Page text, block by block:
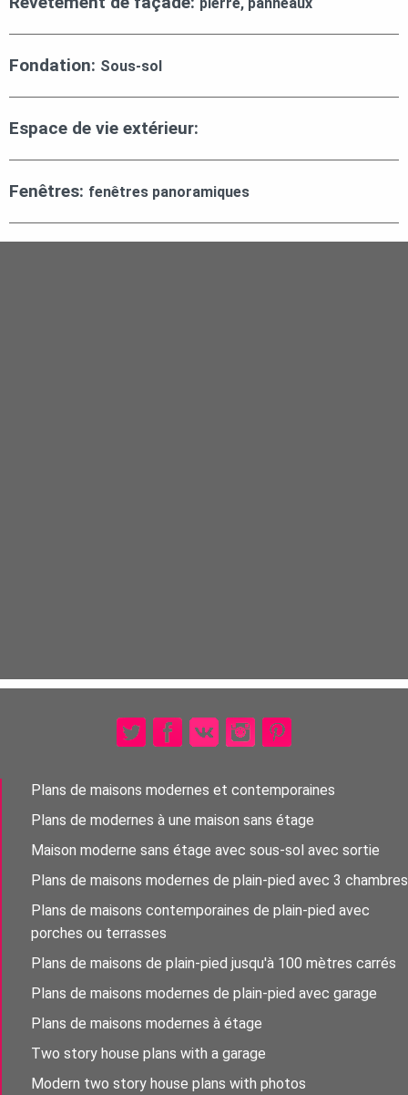
Fondation: Sous-sol
Espace de vie extérieur:
Fenêtres: fenêtres panoramiques
Plans de maisons modernes et contemporaines
Plans de modernes à une maison sans étage
Maison moderne sans étage avec sous-sol avec sortie
Plans de maisons modernes de plain-pied avec 3 chambres
Plans de maisons contemporaines de plain-pied avec
porches ou terrasses
Plans de maisons de plain-pied jusqu'à 100 mètres carrés
Plans de maisons modernes de plain-pied avec garage
Plans de maisons modernes à étage
Two story house plans with a garage
Modern two story house plans with photos